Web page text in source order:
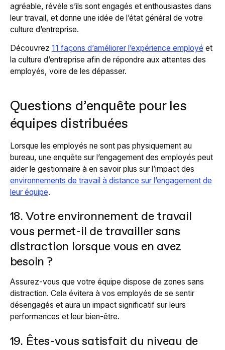
agréable, révèle s’ils sont engagés et enthousiastes dans
leur travail, et donne une idée de l’état général de votre
culture d’entreprise.
Découvrez 11 façons d’améliorer l’expérience employé et
la culture d’entreprise afin de répondre aux attentes des
employés, voire de les dépasser.
Questions d’enquête pour les
équipes distribuées
Lorsque les employés ne sont pas physiquement au
bureau, une enquête sur l’engagement des employés peut
aider le gestionnaire à en savoir plus sur l’impact des
environnements de travail à distance sur l’engagement de
leur équipe.
18. Votre environnement de travail
vous permet-il de travailler sans
distraction lorsque vous en avez
besoin ?
Assurez-vous que votre équipe dispose de zones sans
distraction. Cela évitera à vos employés de se sentir
désengagés et aura un impact significatif sur leurs
performances et leur bien-être.
19. Êtes-vous satisfait du niveau de